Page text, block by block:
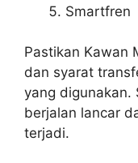
Smartfren
Pastikan Kawan
dan syarat
yang digunakan.
berjalan lancar
terjadi.